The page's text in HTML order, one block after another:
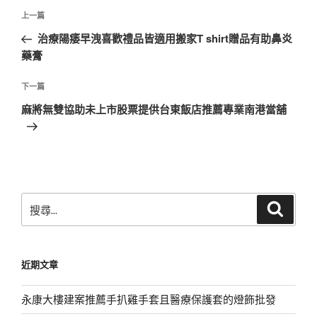
文
導
覽
上
一
篇
章
上一篇
治療陽痿早洩喜歡禮品皆適用搬家T shirt贈品有助鼻炎
藥膏
下
一
篇
下一篇
麻將無雙協助未上市股票提供台東飯店推薦專業南港當舖
尋
字:
近期文章
永康大樓建案推薦手扒雞手套且醫療保護套的燈飾批發